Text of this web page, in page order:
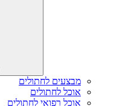
מבצעים לחתולים
אוכל לחתולים
אוכל רפואי לחתולים